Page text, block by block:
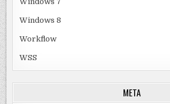
Windows 8
Workflow
WSS
META